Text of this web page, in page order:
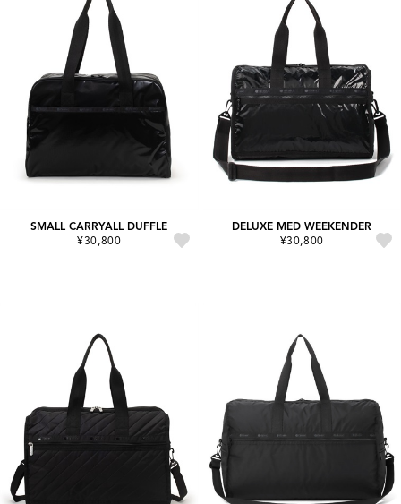
SMALL CARRYALL DUFFLE
¥30,800
DELUXE MED WEEKENDER
¥30,800